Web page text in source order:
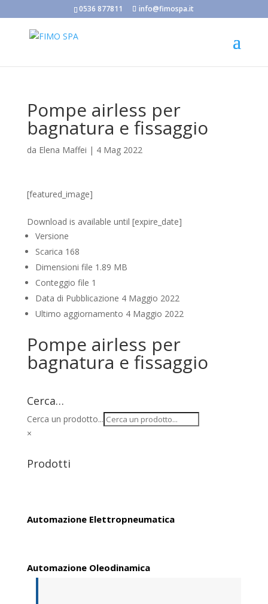
0536 877811 info@fimospa.it
Pompe airless per
bagnatura e fissaggio
da Elena Maffei | 4 Mag 2022
[featured_image]
Download is available until [expire_date]
Versione
Scarica 168
Dimensioni file 1.89 MB
Conteggio file 1
Data di Pubblicazione 4 Maggio 2022
Ultimo aggiornamento 4 Maggio 2022
Pompe airless per
bagnatura e fissaggio
Cerca…
Cerca un prodotto...
×
Prodotti
Automazione Elettropneumatica
Automazione Oleodinamica